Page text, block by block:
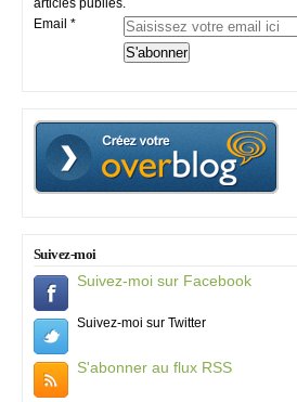
articles publiés.
Email
Suivez-moi
Suivez-moi sur Facebook
Suivez-moi sur Twitter
S'abonner au flux RSS